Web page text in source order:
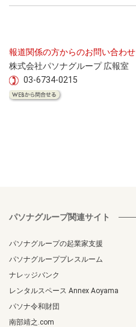
報道関係の方からのお問い合わせ
株式会社パソナグループ 広報室
03-6734-0215
パソナグループ関連サイト
パソナグループの起業家支援
パソナグループプレスルーム
ナレッジバンク
レンタルスペース Annex Aoyama
パソナ令和財団
南部靖之.com